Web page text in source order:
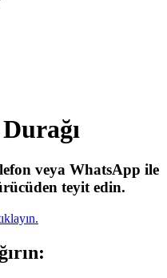
veya WhatsApp ile
teyit edin.